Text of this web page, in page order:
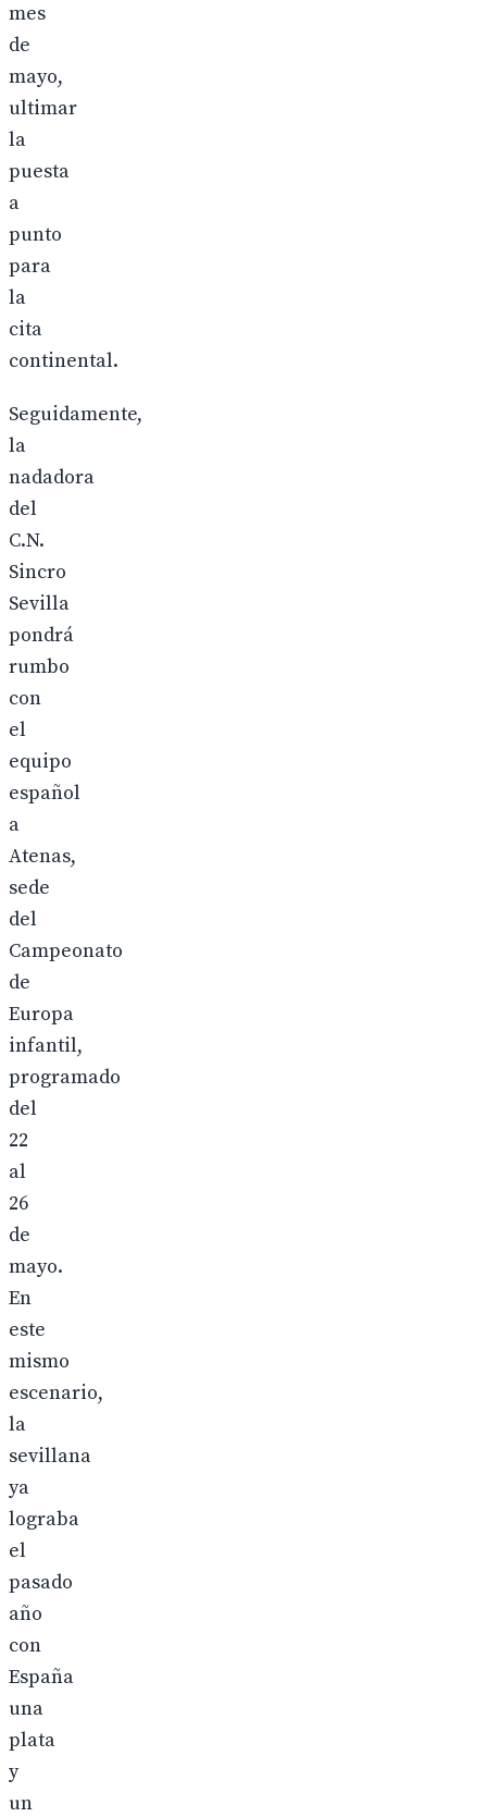
mes
de
mayo,
ultimar
la
puesta
a
punto
para
la
cita
continental.
Seguidamente,
la
nadadora
del
C.N.
Sincro
Sevilla
pondrá
rumbo
con
el
equipo
español
a
Atenas,
sede
del
Campeonato
de
Europa
infantil,
programado
del
22
al
26
de
mayo.
En
este
mismo
escenario,
la
sevillana
ya
lograba
el
pasado
año
con
España
una
plata
y
un